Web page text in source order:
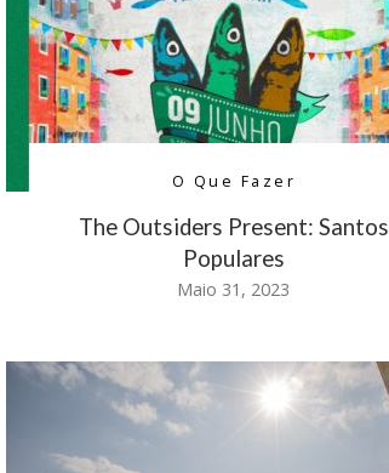
O Que Fazer
The Outsiders Present: Santos
Populares
Maio 31, 2023